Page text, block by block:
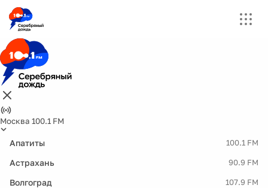
Москва 100.1 FM
Апатиты 100.1 FM
Астрахань 90.9 FM
Волгоград 107.9 FM